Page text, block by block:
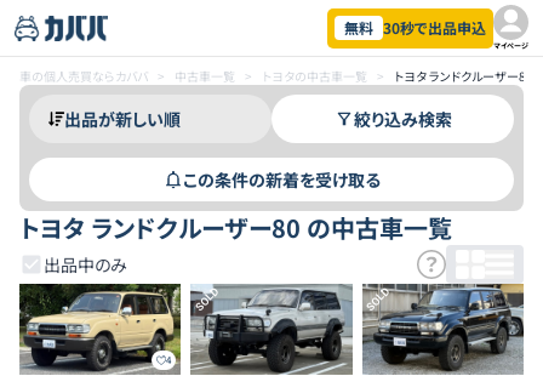
無料 30秒で出品申込
マイページ
車の個人売買ならカババ > 中古車一覧 > トヨタの中古車一覧 > トヨタ ランドクルーザー80
絞り込み検索
この条件の新着を受け取る
トヨタ ランドクルーザー80 の中古車一覧
出品中のみ
4
SOLD SOLD